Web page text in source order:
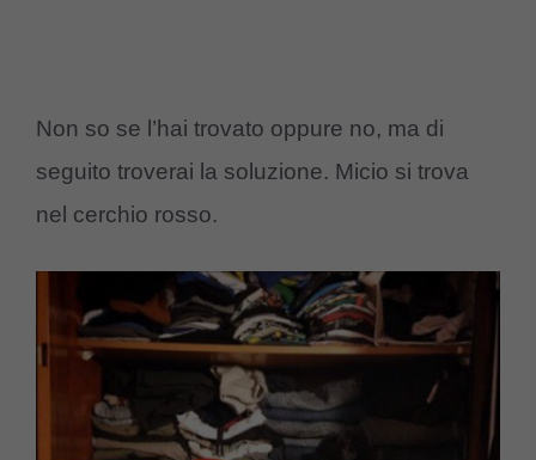
Non so se l’hai trovato oppure no, ma di
seguito troverai la soluzione. Micio si trova
nel cerchio rosso.